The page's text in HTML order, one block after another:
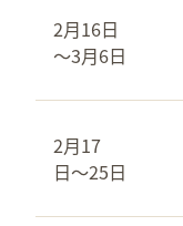
2月16日
～3月6日
2月17
日〜25日